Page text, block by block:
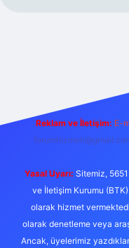
Reklam ve İletişim: E-
Yasal Uyarı: Sitemiz,
ve İletişim Kurumu (BTK)
olarak hizmet
olarak denetleme veya
Ancak, üyelerimiz